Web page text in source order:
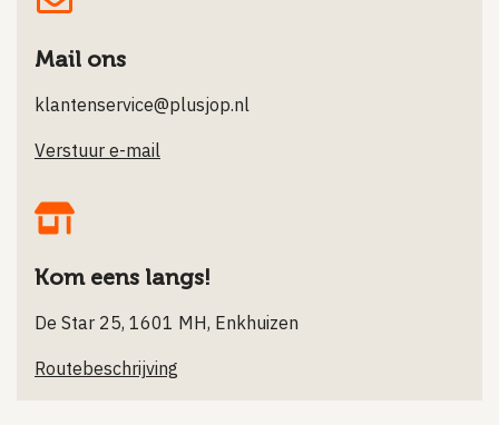
Mail ons
klantenservice@plusjop.nl
Verstuur e-mail
Kom eens langs!
De Star 25, 1601 MH, Enkhuizen
Routebeschrijving